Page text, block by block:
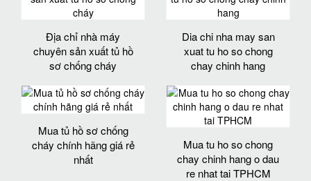
Địa chỉ nhà máy
chuyên sản xuất tủ hồ
sơ chống cháy
Dia chi nha may san
xuat tu ho so chong
chay chinh hang
Mua tủ hồ sơ chống
cháy chính hãng giá rẻ
nhất
Mua tu ho so chong
chay chinh hang o dau
re nhat tai TPHCM